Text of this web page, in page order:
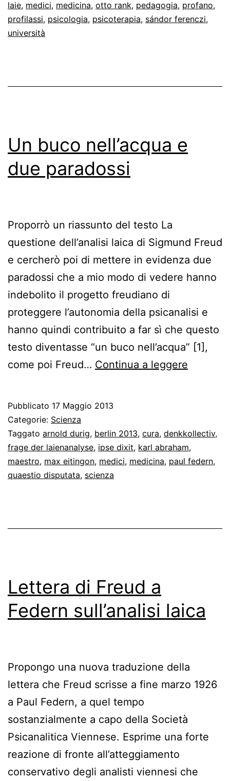
laie, medici, medicina, otto rank, pedagogia, profano,
profilassi, psicologia, psicoterapia, sándor ferenczi,
università
Un buco nell’acqua e
due paradossi
Proporrò un riassunto del testo La
questione dell’analisi laica di Sigmund Freud
e cercherò poi di mettere in evidenza due
paradossi che a mio modo di vedere hanno
indebolito il progetto freudiano di
proteggere l’autonomia della psicanalisi e
hanno quindi contribuito a far sì che questo
testo diventasse “un buco nell’acqua” [1],
come poi Freud… Continua a leggere
due
Pubblicato 17 Maggio 2013
Categorie: Scienza
Taggato arnold durig, berlin 2013, cura, denkkollectiv,
frage der laienanalyse, ipse dixit, karl abraham,
maestro, max eitingon, medici, medicina, paul federn,
quaestio disputata, scienza
Lettera di Freud a
Federn sull’analisi laica
Propongo una nuova traduzione della
lettera che Freud scrisse a fine marzo 1926
a Paul Federn, a quel tempo
sostanzialmente a capo della Società
Psicanalitica Viennese. Esprime una forte
reazione di fronte all’atteggiamento
conservativo degli analisti viennesi che